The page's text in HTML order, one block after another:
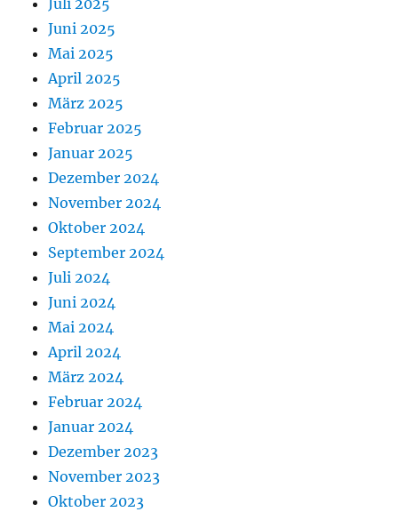
Juli 2025
Juni 2025
Mai 2025
April 2025
März 2025
Februar 2025
Januar 2025
Dezember 2024
November 2024
Oktober 2024
September 2024
Juli 2024
Juni 2024
Mai 2024
April 2024
März 2024
Februar 2024
Januar 2024
Dezember 2023
November 2023
Oktober 2023